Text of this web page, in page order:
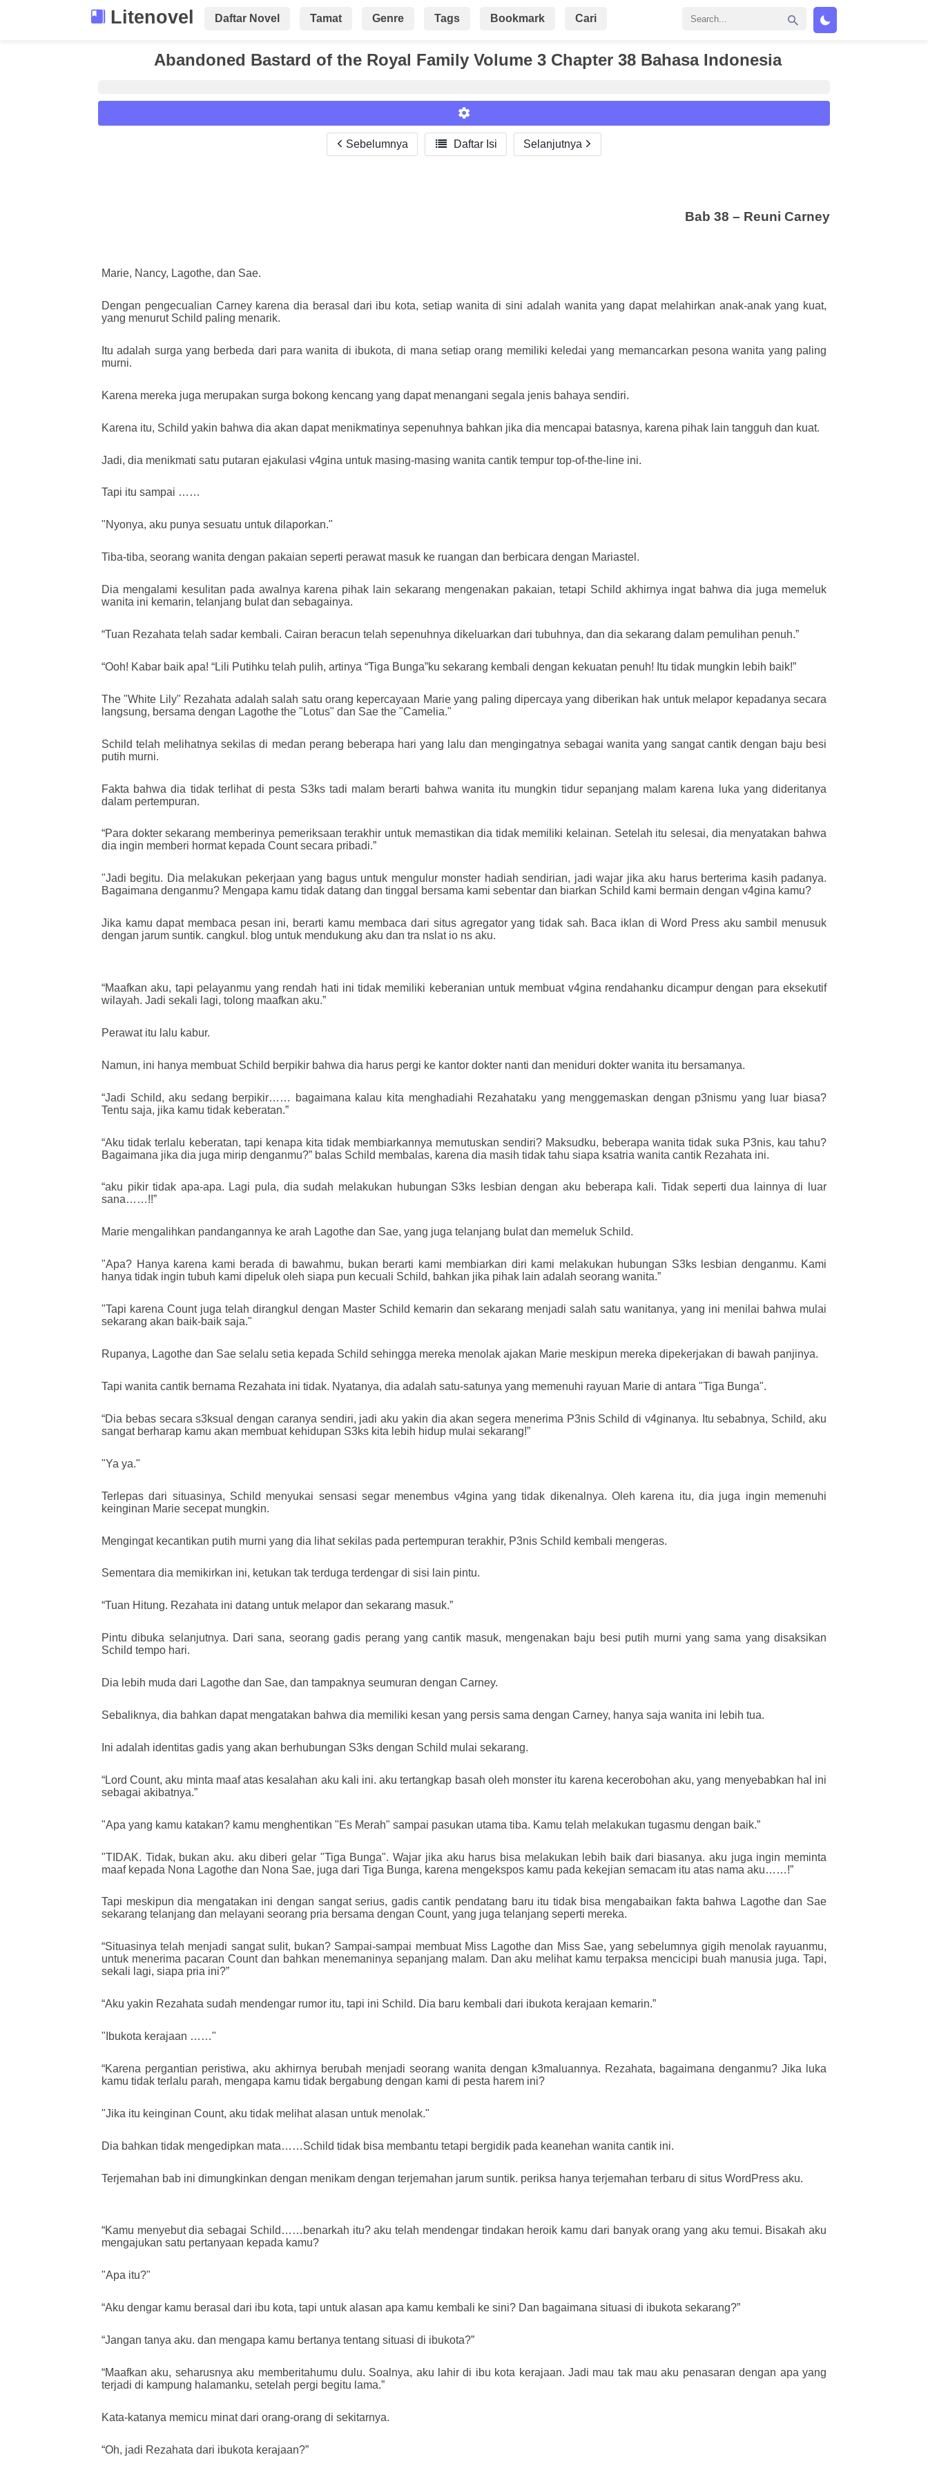
Litenovel Daftar Novel Tamat Genre Tags Bookmark Cari
Abandoned Bastard of the Royal Family Volume 3 Chapter 38 Bahasa Indonesia
Sebelumnya  Daftar Isi Selanjutnya
Bab 38 – Reuni Carney
Marie, Nancy, Lagothe, dan Sae.
Dengan pengecualian Carney karena dia berasal dari ibu kota, setiap wanita di sini adalah wanita yang dapat melahirkan anak-anak yang kuat,
yang menurut Schild paling menarik.
Itu adalah surga yang berbeda dari para wanita di ibukota, di mana setiap orang memiliki keledai yang memancarkan pesona wanita yang paling
murni.
Karena mereka juga merupakan surga bokong kencang yang dapat menangani segala jenis bahaya sendiri.
Karena itu, Schild yakin bahwa dia akan dapat menikmatinya sepenuhnya bahkan jika dia mencapai batasnya, karena pihak lain tangguh dan kuat.
Jadi, dia menikmati satu putaran ejakulasi v4gina untuk masing-masing wanita cantik tempur top-of-the-line ini.
Tapi itu sampai ……
"Nyonya, aku punya sesuatu untuk dilaporkan."
Tiba-tiba, seorang wanita dengan pakaian seperti perawat masuk ke ruangan dan berbicara dengan Mariastel.
Dia mengalami kesulitan pada awalnya karena pihak lain sekarang mengenakan pakaian, tetapi Schild akhirnya ingat bahwa dia juga memeluk
wanita ini kemarin, telanjang bulat dan sebagainya.
“Tuan Rezahata telah sadar kembali. Cairan beracun telah sepenuhnya dikeluarkan dari tubuhnya, dan dia sekarang dalam pemulihan penuh.”
“Ooh! Kabar baik apa! “Lili Putihku telah pulih, artinya “Tiga Bunga”ku sekarang kembali dengan kekuatan penuh! Itu tidak mungkin lebih baik!”
The "White Lily" Rezahata adalah salah satu orang kepercayaan Marie yang paling dipercaya yang diberikan hak untuk melapor kepadanya secara
langsung, bersama dengan Lagothe the "Lotus" dan Sae the "Camelia."
Schild telah melihatnya sekilas di medan perang beberapa hari yang lalu dan mengingatnya sebagai wanita yang sangat cantik dengan baju besi
putih murni.
Fakta bahwa dia tidak terlihat di pesta S3ks tadi malam berarti bahwa wanita itu mungkin tidur sepanjang malam karena luka yang dideritanya
dalam pertempuran.
“Para dokter sekarang memberinya pemeriksaan terakhir untuk memastikan dia tidak memiliki kelainan. Setelah itu selesai, dia menyatakan bahwa
dia ingin memberi hormat kepada Count secara pribadi.”
"Jadi begitu. Dia melakukan pekerjaan yang bagus untuk mengulur monster hadiah sendirian, jadi wajar jika aku harus berterima kasih padanya.
Bagaimana denganmu? Mengapa kamu tidak datang dan tinggal bersama kami sebentar dan biarkan Schild kami bermain dengan v4gina kamu?
Jika kamu dapat membaca pesan ini, berarti kamu membaca dari situs agregator yang tidak sah. Baca iklan di Word Press aku sambil menusuk
dengan jarum suntik. cangkul. blog untuk mendukung aku dan tra nslat io ns aku.
“Maafkan aku, tapi pelayanmu yang rendah hati ini tidak memiliki keberanian untuk membuat v4gina rendahanku dicampur dengan para eksekutif
wilayah. Jadi sekali lagi, tolong maafkan aku.”
Perawat itu lalu kabur.
Namun, ini hanya membuat Schild berpikir bahwa dia harus pergi ke kantor dokter nanti dan meniduri dokter wanita itu bersamanya.
“Jadi Schild, aku sedang berpikir…… bagaimana kalau kita menghadiahi Rezahataku yang menggemaskan dengan p3nismu yang luar biasa?
Tentu saja, jika kamu tidak keberatan.”
“Aku tidak terlalu keberatan, tapi kenapa kita tidak membiarkannya memutuskan sendiri? Maksudku, beberapa wanita tidak suka P3nis, kau tahu?
Bagaimana jika dia juga mirip denganmu?” balas Schild membalas, karena dia masih tidak tahu siapa ksatria wanita cantik Rezahata ini.
“aku pikir tidak apa-apa. Lagi pula, dia sudah melakukan hubungan S3ks lesbian dengan aku beberapa kali. Tidak seperti dua lainnya di luar
sana……!!”
Marie mengalihkan pandangannya ke arah Lagothe dan Sae, yang juga telanjang bulat dan memeluk Schild.
"Apa? Hanya karena kami berada di bawahmu, bukan berarti kami membiarkan diri kami melakukan hubungan S3ks lesbian denganmu. Kami
hanya tidak ingin tubuh kami dipeluk oleh siapa pun kecuali Schild, bahkan jika pihak lain adalah seorang wanita.”
"Tapi karena Count juga telah dirangkul dengan Master Schild kemarin dan sekarang menjadi salah satu wanitanya, yang ini menilai bahwa mulai
sekarang akan baik-baik saja."
Rupanya, Lagothe dan Sae selalu setia kepada Schild sehingga mereka menolak ajakan Marie meskipun mereka dipekerjakan di bawah panjinya.
Tapi wanita cantik bernama Rezahata ini tidak. Nyatanya, dia adalah satu-satunya yang memenuhi rayuan Marie di antara "Tiga Bunga".
“Dia bebas secara s3ksual dengan caranya sendiri, jadi aku yakin dia akan segera menerima P3nis Schild di v4ginanya. Itu sebabnya, Schild, aku
sangat berharap kamu akan membuat kehidupan S3ks kita lebih hidup mulai sekarang!”
"Ya ya."
Terlepas dari situasinya, Schild menyukai sensasi segar menembus v4gina yang tidak dikenalnya. Oleh karena itu, dia juga ingin memenuhi
keinginan Marie secepat mungkin.
Mengingat kecantikan putih murni yang dia lihat sekilas pada pertempuran terakhir, P3nis Schild kembali mengeras.
Sementara dia memikirkan ini, ketukan tak terduga terdengar di sisi lain pintu.
“Tuan Hitung. Rezahata ini datang untuk melapor dan sekarang masuk.”
Pintu dibuka selanjutnya. Dari sana, seorang gadis perang yang cantik masuk, mengenakan baju besi putih murni yang sama yang disaksikan
Schild tempo hari.
Dia lebih muda dari Lagothe dan Sae, dan tampaknya seumuran dengan Carney.
Sebaliknya, dia bahkan dapat mengatakan bahwa dia memiliki kesan yang persis sama dengan Carney, hanya saja wanita ini lebih tua.
Ini adalah identitas gadis yang akan berhubungan S3ks dengan Schild mulai sekarang.
“Lord Count, aku minta maaf atas kesalahan aku kali ini. aku tertangkap basah oleh monster itu karena kecerobohan aku, yang menyebabkan hal ini
sebagai akibatnya.”
"Apa yang kamu katakan? kamu menghentikan "Es Merah" sampai pasukan utama tiba. Kamu telah melakukan tugasmu dengan baik.”
"TIDAK. Tidak, bukan aku. aku diberi gelar "Tiga Bunga". Wajar jika aku harus bisa melakukan lebih baik dari biasanya. aku juga ingin meminta
maaf kepada Nona Lagothe dan Nona Sae, juga dari Tiga Bunga, karena mengekspos kamu pada kekejian semacam itu atas nama aku……!”
Tapi meskipun dia mengatakan ini dengan sangat serius, gadis cantik pendatang baru itu tidak bisa mengabaikan fakta bahwa Lagothe dan Sae
sekarang telanjang dan melayani seorang pria bersama dengan Count, yang juga telanjang seperti mereka.
“Situasinya telah menjadi sangat sulit, bukan? Sampai-sampai membuat Miss Lagothe dan Miss Sae, yang sebelumnya gigih menolak rayuanmu,
untuk menerima pacaran Count dan bahkan menemaninya sepanjang malam. Dan aku melihat kamu terpaksa mencicipi buah manusia juga. Tapi,
sekali lagi, siapa pria ini?”
“Aku yakin Rezahata sudah mendengar rumor itu, tapi ini Schild. Dia baru kembali dari ibukota kerajaan kemarin.”
"Ibukota kerajaan ……"
“Karena pergantian peristiwa, aku akhirnya berubah menjadi seorang wanita dengan k3maluannya. Rezahata, bagaimana denganmu? Jika luka
kamu tidak terlalu parah, mengapa kamu tidak bergabung dengan kami di pesta harem ini?
"Jika itu keinginan Count, aku tidak melihat alasan untuk menolak."
Dia bahkan tidak mengedipkan mata……Schild tidak bisa membantu tetapi bergidik pada keanehan wanita cantik ini.
Terjemahan bab ini dimungkinkan dengan menikam dengan terjemahan jarum suntik. periksa hanya terjemahan terbaru di situs WordPress aku.
“Kamu menyebut dia sebagai Schild……benarkah itu? aku telah mendengar tindakan heroik kamu dari banyak orang yang aku temui. Bisakah aku
mengajukan satu pertanyaan kepada kamu?
"Apa itu?"
“Aku dengar kamu berasal dari ibu kota, tapi untuk alasan apa kamu kembali ke sini? Dan bagaimana situasi di ibukota sekarang?”
“Jangan tanya aku. dan mengapa kamu bertanya tentang situasi di ibukota?”
“Maafkan aku, seharusnya aku memberitahumu dulu. Soalnya, aku lahir di ibu kota kerajaan. Jadi mau tak mau aku penasaran dengan apa yang
terjadi di kampung halamanku, setelah pergi begitu lama.”
Kata-katanya memicu minat dari orang-orang di sekitarnya.
“Oh, jadi Rezahata dari ibukota kerajaan?”